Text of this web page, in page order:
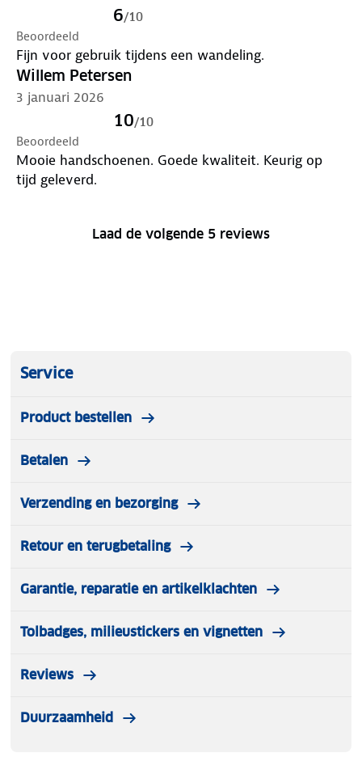
6/10
Beoordeeld
Fijn voor gebruik tijdens een wandeling.
Willem Petersen
3 januari 2026
10/10
Beoordeeld
Mooie handschoenen. Goede kwaliteit. Keurig op
tijd geleverd.
Laad de volgende 5 reviews
Service
Product bestellen
Betalen
Verzending en bezorging
Retour en terugbetaling
Garantie, reparatie en artikelklachten
Tolbadges, milieustickers en vignetten
Reviews
Duurzaamheid